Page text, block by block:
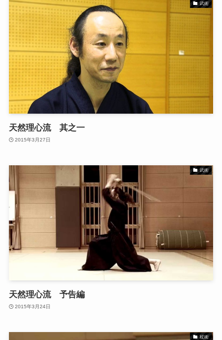
武術
天然理心流 其之一
2015年3月27日
武術
天然理心流 予告編
2015年3月24日
杖術